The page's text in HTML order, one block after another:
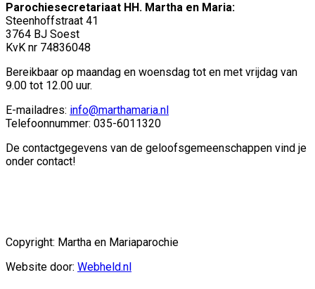
Parochiesecretariaat HH. Martha en Maria:
Steenhoffstraat 41
3764 BJ Soest
KvK nr 74836048
Bereikbaar op maandag en woensdag tot en met vrijdag van
9.00 tot 12.00 uur.
E-mailadres: info@marthamaria.nl
Telefoonnummer: 035-6011320
De contactgegevens van de geloofsgemeenschappen vind je
onder contact!
Copyright: Martha en Mariaparochie
Website door: Webheld.nl